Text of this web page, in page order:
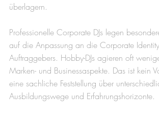
überlagern.
Professionelle Corporate DJs legen
auf die Anpassung an die Corporate
Auftraggebers. Hobby-DJs agieren oft
Marken- und Businessaspekte. Das ist kein
eine sachliche Feststellung über
Ausbildungswege und Erfahrungshorizonte.